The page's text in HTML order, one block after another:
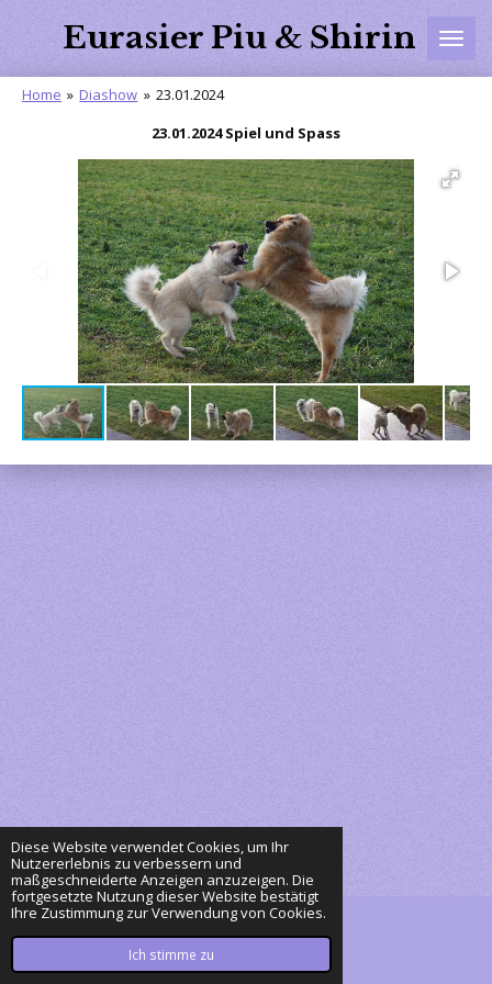
Diese Website verwendet Cookies, um Ihr
Nutzererlebnis zu verbessern und
maßgeschneiderte Anzeigen anzuzeigen. Die
fortgesetzte Nutzung dieser Website bestätigt
Ihre Zustimmung zur Verwendung von Cookies.
Ich stimme zu
HauptinhaltEurasier Piu & Shirin
Home » Diashow » 23.01.2024
23.01.2024 Spiel und Spass
Mit Unterstützung von Webador